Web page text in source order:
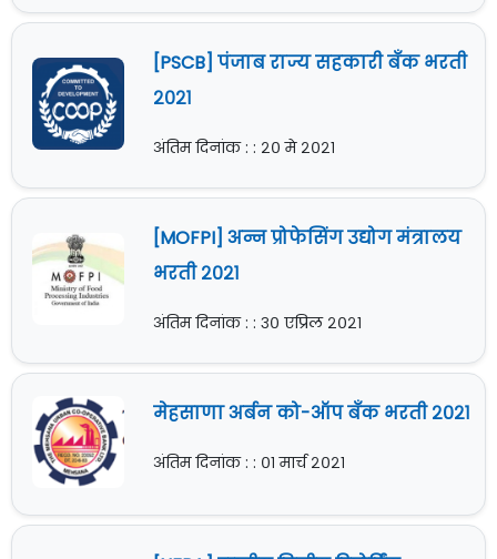
[PSCB] पंजाब राज्य सहकारी बँक भरती
२०२१
अंतिम दिनांक : : २० मे २०२१
[MOFPI] अन्न प्रोफेसिंग उद्योग मंत्रालय
भरती २०२१
अंतिम दिनांक : : ३० एप्रिल २०२१
मेहसाणा अर्बन को-ऑप बँक भरती २०२१
अंतिम दिनांक : : ०१ मार्च २०२१